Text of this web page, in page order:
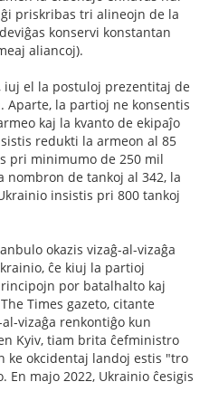
priskribas tri alineojn de la
konservi konstantan
aliancoj).
iuj el la postuloj prezentitaj de
Aparte, la partioj ne konsentis
kaj la kvanto de ekipaĵo
redukti la armeon al 85
pri minimumo de 250 mil
nombron de tankoj al 342, la
insistis pri 800 tankoj
okazis vizaĝ-al-vizaĝa
ĉe kiuj la partioj
por batalhalto kaj
Times gazeto, citante
vizaĝa renkontiĝo kun
Kyiv, tiam brita ĉefministro
ke okcidentaj landoj estis "tro
majo 2022, Ukrainio ĉesigis